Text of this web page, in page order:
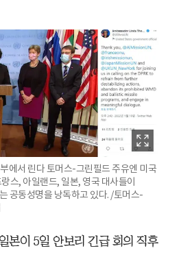
에서 린다 토머스-그린필드 주유엔 미국
스, 아일랜드, 일본, 영국 대사들이
공동성명을 낭독하고 있다. /토머스-
본이 5일 안보리 긴급 회의 직후